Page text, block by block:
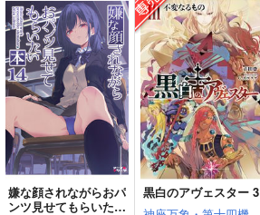
嫌な顔されながらおパ
ンツ見せてもらいたい
黒白のアヴェスター 3